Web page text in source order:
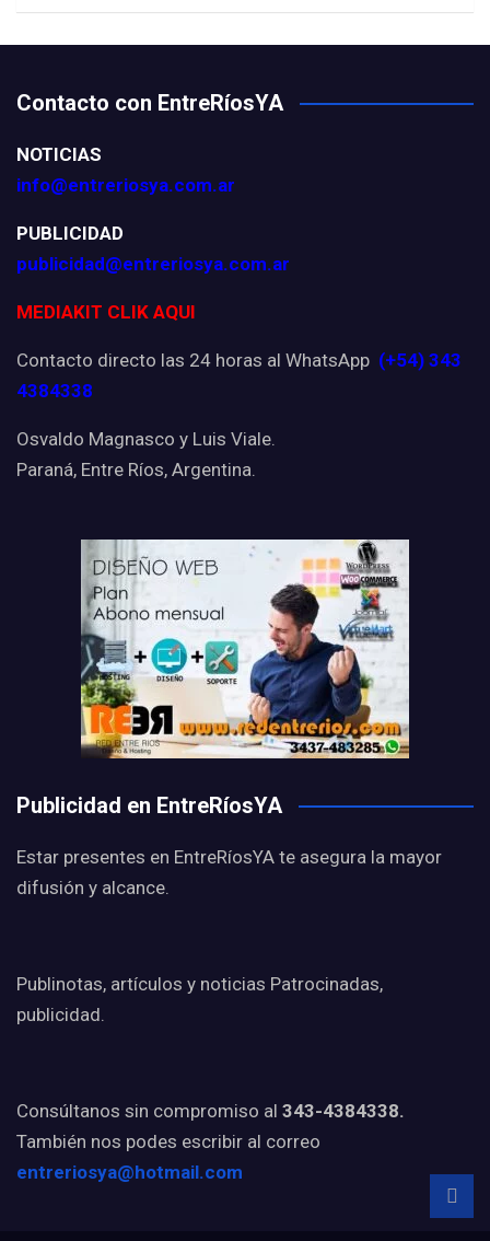
Contacto con EntreRíosYA
NOTICIAS
info@entreriosya.com.ar
PUBLICIDAD
publicidad@entreriosya.com.ar
MEDIAKIT CLIK AQUI
Contacto directo las 24 horas al WhatsApp (+54) 343
4384338
Osvaldo Magnasco y Luis Viale.
Paraná, Entre Ríos, Argentina.
Publicidad en EntreRíosYA
Estar presentes en EntreRíosYA te asegura la mayor
difusión y alcance.
Publinotas, artículos y noticias Patrocinadas,
publicidad.
Consúltanos sin compromiso al 343-4384338.
También nos podes escribir al correo
entreriosya@hotmail.com